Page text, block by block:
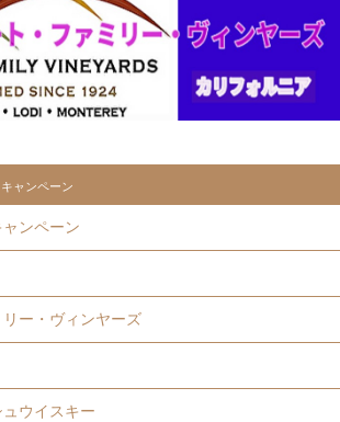
キャンペーン
ンペーン
ー・ヴィンヤーズ
ウイスキー